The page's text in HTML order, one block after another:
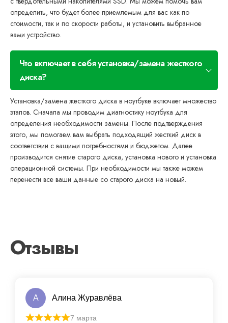
определить, что будет более приемлемым для вас как по
стоимости, так и по скорости работы, и установить выбранное
вами устройство.
Что включает в себя установка/замена жесткого
диска?
Установка/замена жесткого диска в ноутбуке включает множество
этапов. Сначала мы проводим диагностику ноутбука для
определения необходимости замены. После подтверждения
этого, мы помогаем вам выбрать подходящий жесткий диск в
соответствии с вашими потребностями и бюджетом. Далее
производится снятие старого диска, установка нового и установка
операционной системы. При необходимости мы также можем
перенести все ваши данные со старого диска на новый.
Отзывы
А Алина Журавлёва
7 марта